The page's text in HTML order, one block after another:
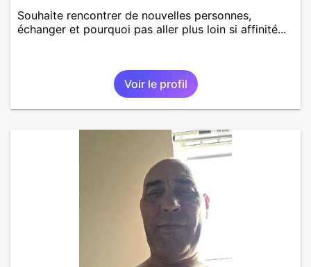
Souhaite rencontrer de nouvelles personnes,
échanger et pourquoi pas aller plus loin si affinité...
Voir le profil